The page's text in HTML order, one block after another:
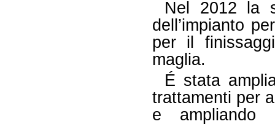
Nel 2012 la
dell’impianto
per il
maglia.
É stata
trattamenti per
e ampliando